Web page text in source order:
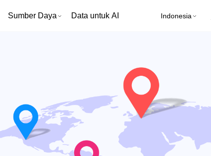
Sumber Daya Data untuk AI Indonesia